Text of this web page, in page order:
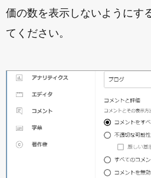
価の数を表示しないようにす
てください。